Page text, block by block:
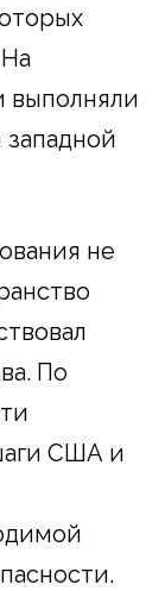
выполняли
не
По
США и